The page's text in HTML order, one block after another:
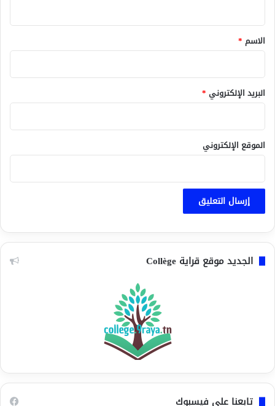
*
الاسم *
البريد الإلكتروني *
الموقع الإلكتروني
الجديد موقع قراية Collège
تابعنا على فيسبوك